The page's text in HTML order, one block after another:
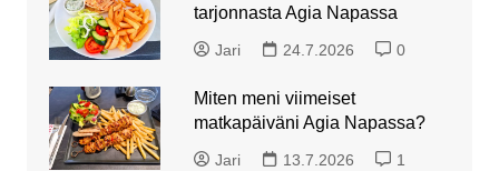
tarjonnasta Agia Napassa
Jari 24.7.2026 0
Miten meni viimeiset
matkapäiväni Agia Napassa?
Jari 13.7.2026 1